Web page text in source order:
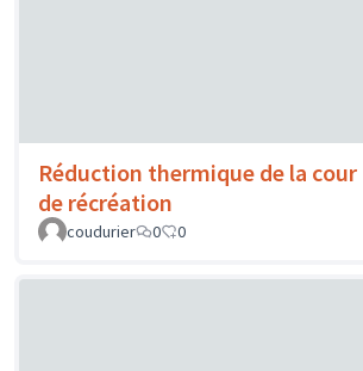
Réduction thermique de la cour
de récréation
coudurier
0 0